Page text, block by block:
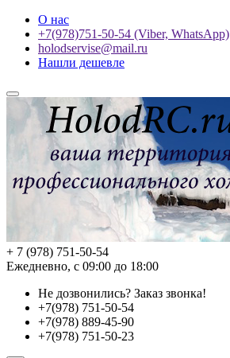
О нас
+7(978)751-50-54 (Viber, WhatsApp)
holodservise@mail.ru
Нашли дешевле
+ 7 (978) 751-50-54
Ежедневно, с 09:00 до 18:00
Не дозвонились? Заказ звонка!
+7(978) 751-50-54
+7(978) 889-45-90
+7(978) 751-50-23